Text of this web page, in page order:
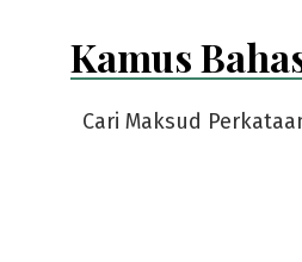
Kamus
Cari Maksud